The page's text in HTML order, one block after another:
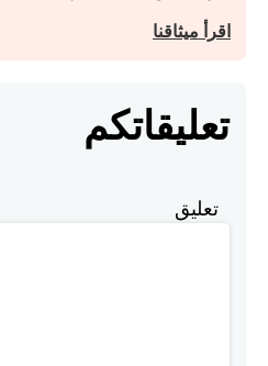
اقرأ ميثاقنا
تعليقاتكم
تعليق